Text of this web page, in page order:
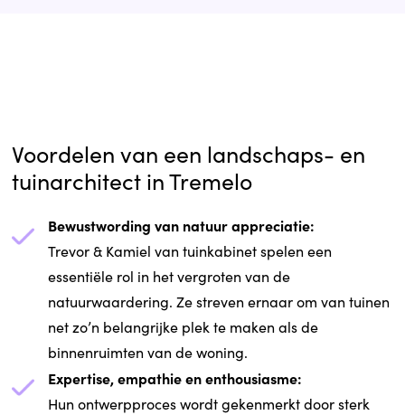
Voordelen van een landschaps- en
tuinarchitect in Tremelo
Bewustwording van natuur appreciatie:
Trevor & Kamiel van tuinkabinet spelen een
essentiële rol in het vergroten van de
natuurwaardering. Ze streven ernaar om van tuinen
net zo’n belangrijke plek te maken als de
binnenruimten van de woning.
Expertise, empathie en enthousiasme:
Hun ontwerpproces wordt gekenmerkt door sterk